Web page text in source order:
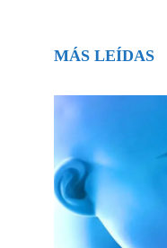
MÁS LEÍDAS